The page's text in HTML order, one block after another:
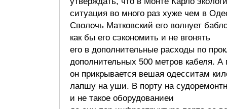
ситуация во много раз хуже чем в
Сволочь Матковский его волнует
как бы его сэкономить и не вгонять
его в дополнительные расходы по
дополнительных 500 метров кабеля. А
он прикрывается вешая одесситам
лапшу на уши. В порту на
и не такое оборудованиеи